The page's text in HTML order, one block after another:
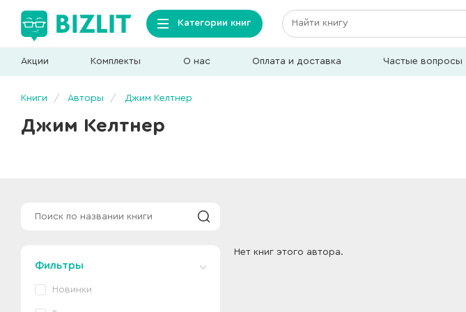
Категории книг
Акции Комплекты О нас Оплата и доставка Частые вопросы
Книги Авторы Джим Келтнер
Джим Келтнер
Фильтры
Новинки
Нет книг этого автора.